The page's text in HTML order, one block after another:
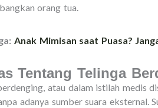
orang tua.
Anak Mimisan saat Puasa?
Tentang Telinga
atau dalam istilah medis
adanya sumber suara eksternal.